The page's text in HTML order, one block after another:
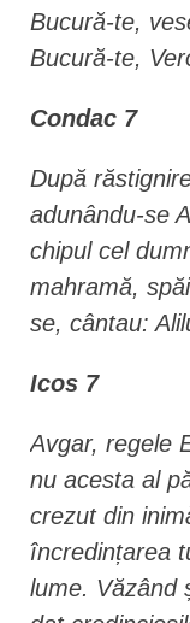
Bucură-te,
Bucură-te,
Condac 7
După
adunându-se
chipul cel
mahramă,
se, cântau:
Icos 7
Avgar, regele
nu acesta al
crezut din
încredințarea
lume. Văzând